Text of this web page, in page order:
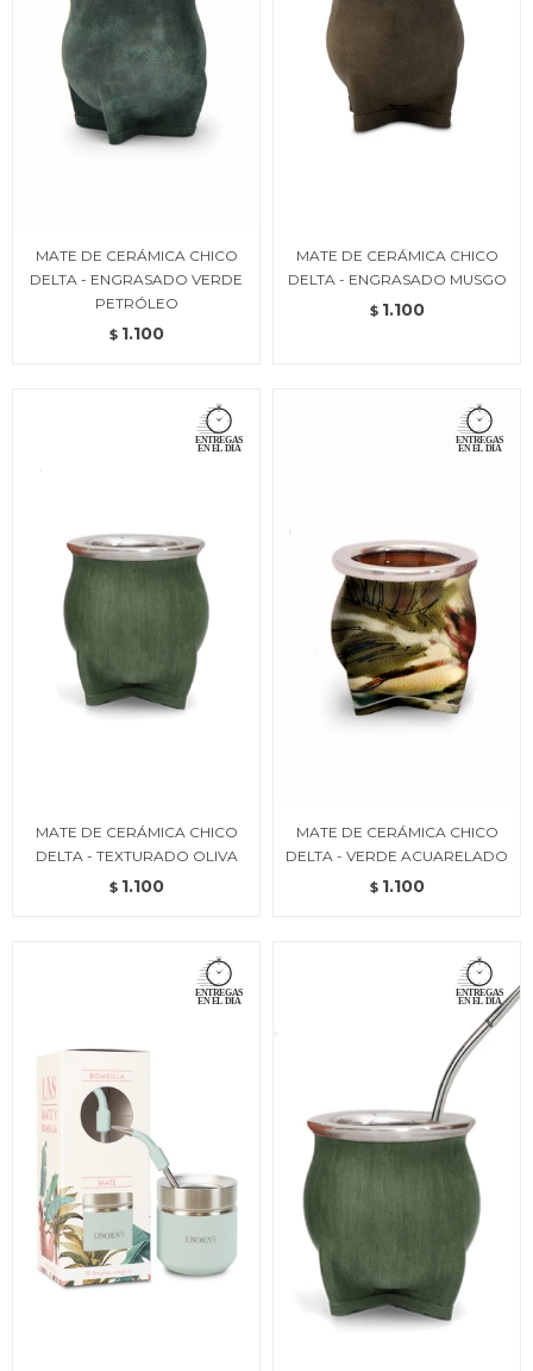
MATE DE CERÁMICA CHICO
DELTA - ENGRASADO VERDE
PETRÓLEO
$ 1.100
MATE DE CERÁMICA CHICO
DELTA - ENGRASADO MUSGO
$ 1.100
MATE DE CERÁMICA CHICO
DELTA - TEXTURADO OLIVA
$ 1.100
MATE DE CERÁMICA CHICO
DELTA - VERDE ACUARELADO
$ 1.100